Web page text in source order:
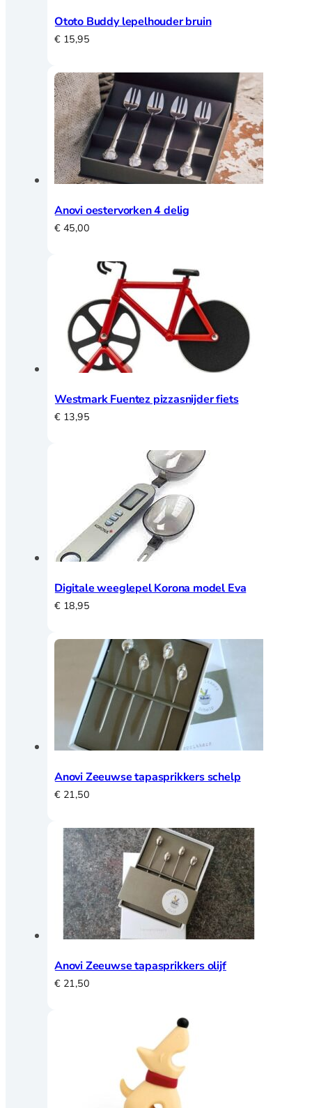
Ototo Buddy lepelhouder bruin
€15,95
Anovi oestervorken 4 delig
€45,00
Westmark Fuentez pizzasnijder fiets
€13,95
Digitale weeglepel Korona model Eva
€18,95
Anovi Zeeuwse tapasprikkers schelp
€21,50
Anovi Zeeuwse tapasprikkers olijf
€21,50